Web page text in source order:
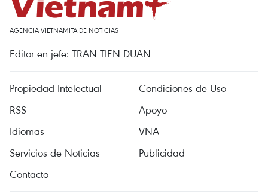
AGENCIA VIETNAMITA DE NOTICIAS
Editor en jefe: TRAN TIEN DUAN
Propiedad Intelectual
Condiciones de Uso
RSS
Apoyo
Idiomas
VNA
Servicios de Noticias
Publicidad
Contacto